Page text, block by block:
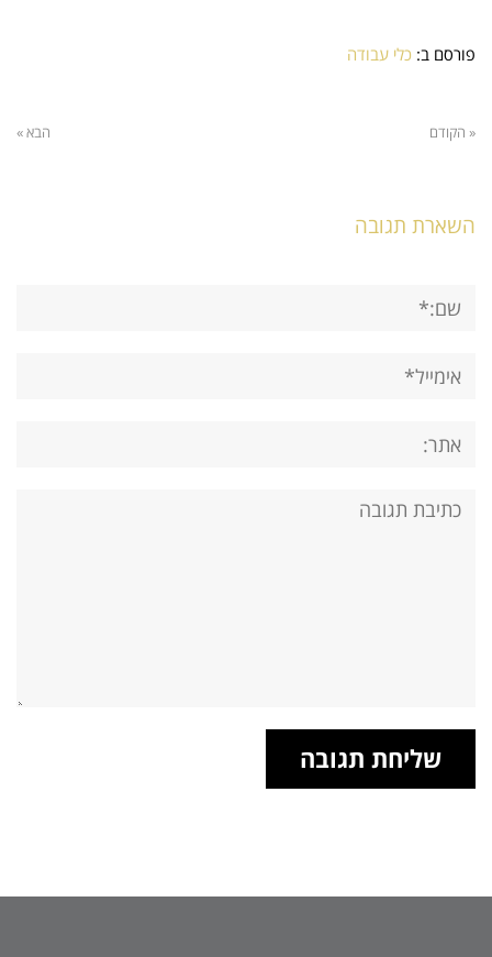
פורסם ב: כלי עבודה
« הקודם הבא »
השארת תגובה
אימייל*
תגובה: